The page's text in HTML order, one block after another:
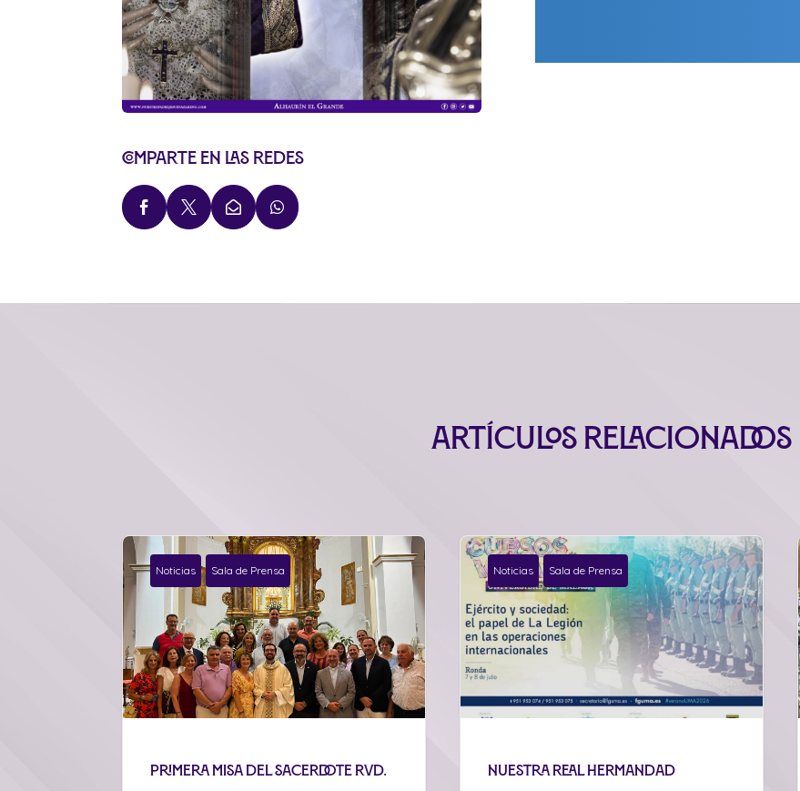
Comparte en las redes
   
Artículos relacionados
Noticias Sala de Prensa
Primera misa del sacerdote Rvd.
Noticias Sala de Prensa
Nuestra Real Hermandad